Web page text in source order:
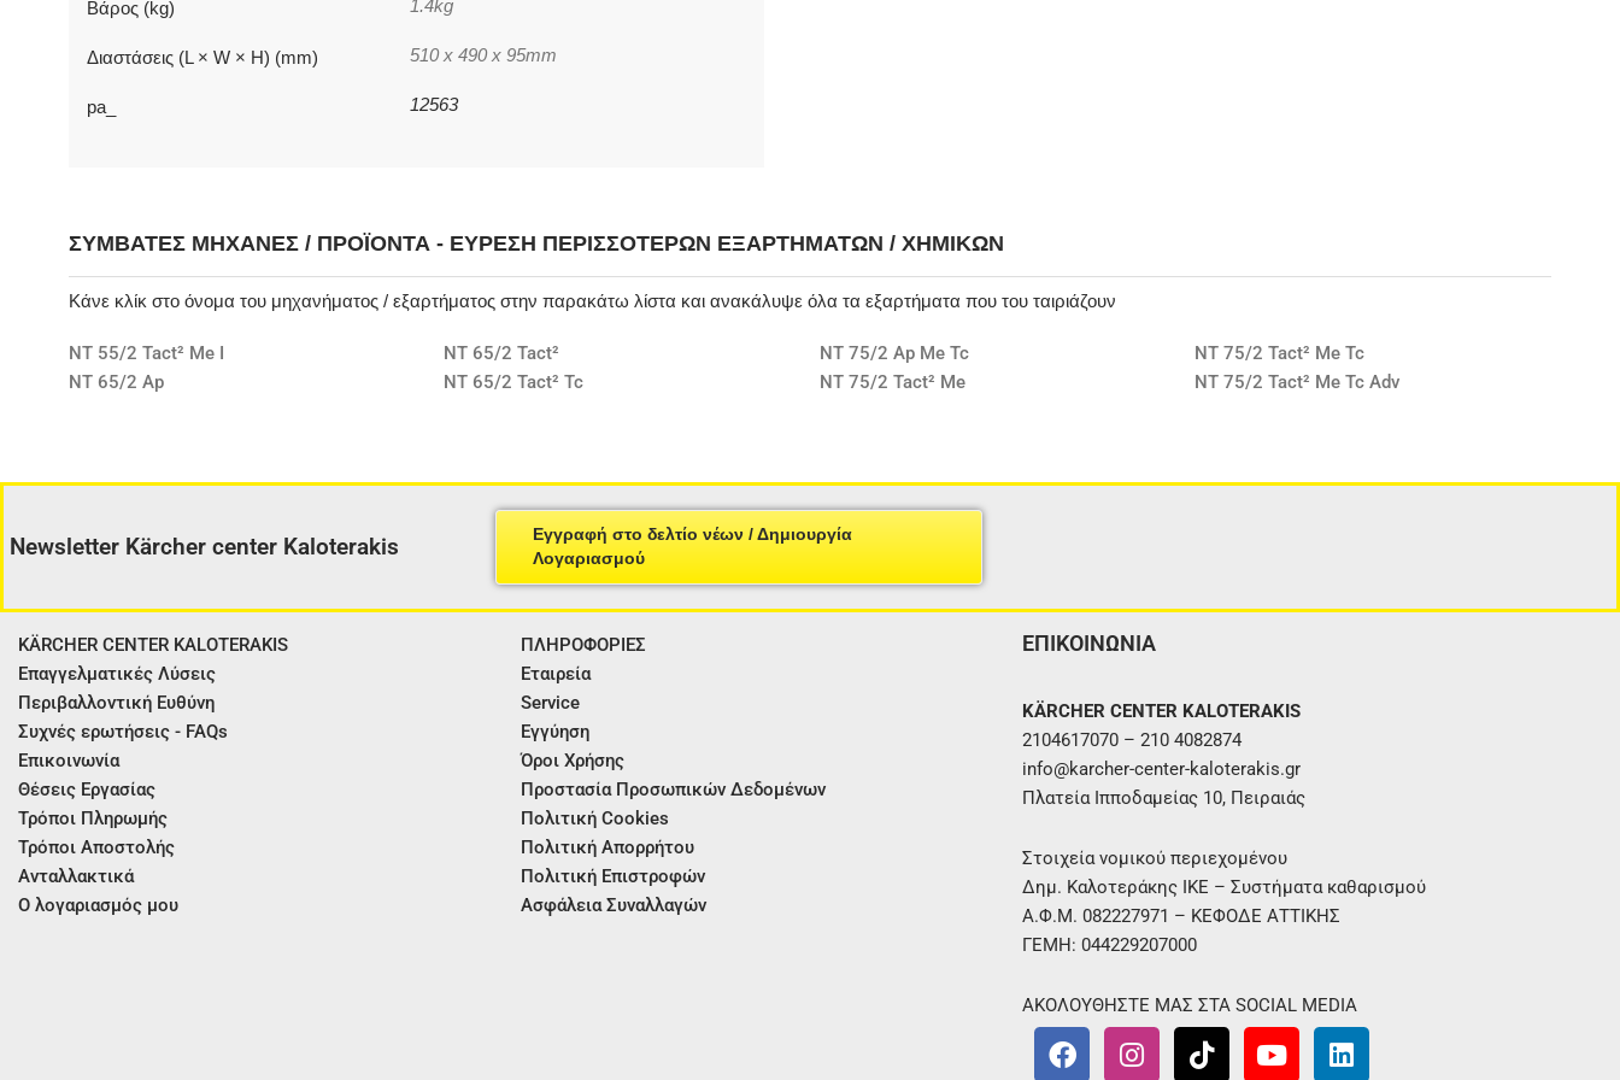
Βάρος (kg) 1.4kg
Διαστάσεις (L × W × H) (mm) 510 x 490 x 95mm
pa_ 12563
ΣΥΜΒΑΤΈΣ ΜΗΧΑΝΈΣ / ΠΡΟΪΌΝΤΑ - ΕΎΡΕΣΗ ΠΕΡΙΣΣΌΤΕΡΩΝ ΕΞΑΡΤΗΜΆΤΩΝ / ΧΗΜΙΚΏΝ
Κάνε κλίκ στο όνομα του μηχανήματος / εξαρτήματος στην παρακάτω λίστα και ανακάλυψε όλα τα εξαρτήματα που του ταιριάζουν
NT 55/2 Tact² Me I
NT 65/2 Ap
NT 65/2 Tact²
NT 65/2 Tact² Tc
NT 75/2 Ap Me Tc
NT 75/2 Tact² Me
NT 75/2 Tact² Me Tc
NT 75/2 Tact² Me Tc Adv
Newsletter Kärcher center Kaloterakis
Εγγραφή στο δελτίο νέων / Δημιουργία
Λογαριασμού
KÄRCHER CENTER KALOTERAKIS
Επαγγελματικές Λύσεις
Περιβαλλοντική Ευθύνη
Συχνές ερωτήσεις - FAQs
Επικοινωνία
Θέσεις Εργασίας
Τρόποι Πληρωμής
Τρόποι Αποστολής
Ανταλλακτικά
Ο λογαριασμός μου
ΠΛΗΡΟΦΟΡΙΕΣ
Εταιρεία
Service
Εγγύηση
Όροι Χρήσης
Προστασία Προσωπικών Δεδομένων
Πολιτική Cookies
Πολιτική Απορρήτου
Πολιτική Επιστροφών
Ασφάλεια Συναλλαγών
ΕΠΙΚΟΙΝΩΝΙΑ
KÄRCHER CENTER KALOTERAKIS
2104617070 – 210 4082874
info@karcher-center-kaloterakis.gr
Πλατεία Ιπποδαμείας 10, Πειραιάς
Στοιχεία νομικού περιεχομένου
Δημ. Καλοτεράκης ΙΚΕ – Συστήματα καθαρισμού
Α.Φ.Μ. 082227971 – ΚΕΦΟΔΕ ΑΤΤΙΚΗΣ
ΓΕΜΗ: 044229207000
ΑΚΟΛΟΥΘΗΣΤΕ ΜΑΣ ΣΤΑ SOCIAL MEDIA
F
a
I
n
T
i
Y
o
L
i